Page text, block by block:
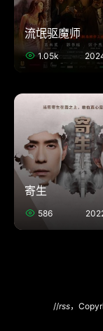
流氓驱魔师
1.05k
寄生
586
//rss，